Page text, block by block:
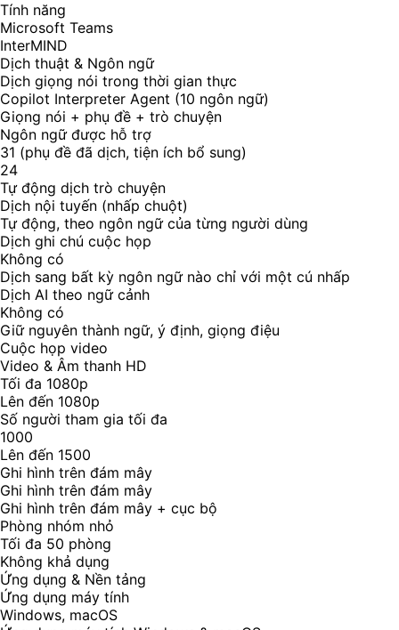
Tính năng
Microsoft Teams
InterMIND
Dịch thuật & Ngôn ngữ
Dịch giọng nói trong thời gian thực
Copilot Interpreter Agent (10 ngôn ngữ)
Giọng nói + phụ đề + trò chuyện
Ngôn ngữ được hỗ trợ
31 (phụ đề đã dịch, tiện ích bổ sung)
24
Tự động dịch trò chuyện
Dịch nội tuyến (nhấp chuột)
Tự động, theo ngôn ngữ của từng người dùng
Dịch ghi chú cuộc họp
Không có
Dịch sang bất kỳ ngôn ngữ nào chỉ với một cú nhấp
Dịch AI theo ngữ cảnh
Không có
Giữ nguyên thành ngữ, ý định, giọng điệu
Cuộc họp video
Video & Âm thanh HD
Tối đa 1080p
Lên đến 1080p
Số người tham gia tối đa
1000
Lên đến 1500
Ghi hình trên đám mây
Ghi hình trên đám mây
Ghi hình trên đám mây + cục bộ
Phòng nhóm nhỏ
Tối đa 50 phòng
Không khả dụng
Ứng dụng & Nền tảng
Ứng dụng máy tính
Windows, macOS